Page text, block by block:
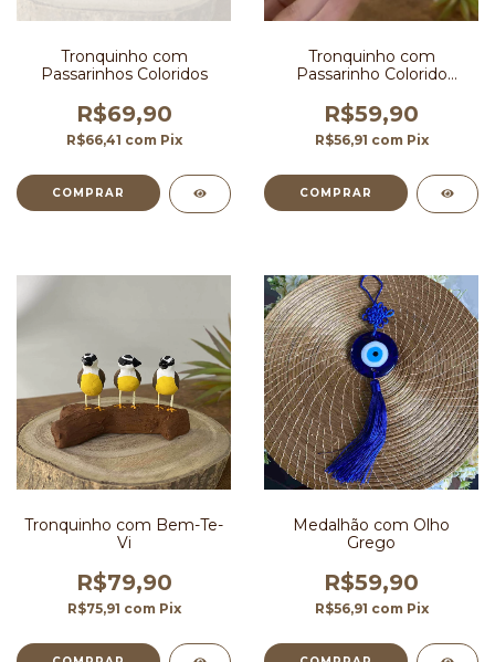
Tronquinho com
Passarinhos Coloridos
R$69,90
R$66,41 com Pix
Tronquinho com
Passarinho Colorido
R$59,90
R$56,91 com Pix
Tronquinho com Bem-Te-
Vi
R$79,90
R$75,91 com Pix
Medalhão com Olho
Grego
R$59,90
R$56,91 com Pix